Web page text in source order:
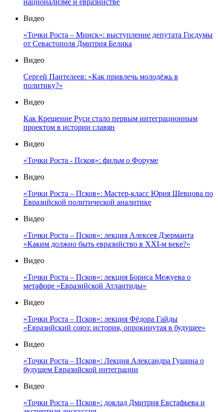
национализме и евразийстве
Видео
«Точки Роста – Минск»: выступление депутата Госдумы
от Севастополя Дмитрия Белика
Видео
Сергей Пантелеев: «Как привлечь молодёжь в
политику?»
Видео
Как Крещение Руси стало первым интеграционным
проектом в истории славян
Видео
«Точки Роста - Псков»: фильм о Форуме
Видео
«Точки Роста – Псков»: Мастер-класс Юрия Шевцова по
Евразийской политической аналитике
Видео
«Точки Роста – Псков»: лекция Алексея Дзерманта
«Каким должно быть евразийство в XXI-м веке?»
Видео
«Точки Роста – Псков»: лекция Бориса Межуева о
метафоре «Евразийской Атлантиды»
Видео
«Точки Роста – Псков»: лекция Фёдора Гайды
«Евразийский союз: история, опрокинутая в будущее»
Видео
«Точки Роста – Псков»: Лекция Александра Гущина о
будущем Евразийской интеграции
Видео
«Точки Роста – Псков»: доклад Дмитрия Евстафьева и